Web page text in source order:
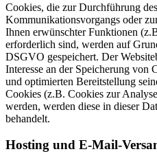
Cookies, die zur Durchführung
Kommunikationsvorgangs oder
Ihnen erwünschter Funktionen
erforderlich sind, werden auf
DSGVO gespeichert. Der
Interesse an der Speicherung von
und optimierten Bereitstellung
Cookies (z.B. Cookies zur
werden, werden diese in dieser
behandelt.
Hosting und E-Mail-